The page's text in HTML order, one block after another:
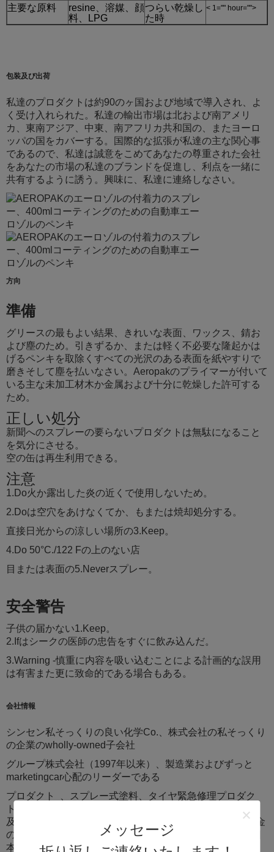
メッセージ
主要な原料
resine、溶媒、顔
料、LPG
つらい乾燥し
た時
< 1="" hour="">
包装及び出荷
私達のプロダクトは約90のヶ国および地域で導入され、よ
く受け入れられた。私達の輸出市場は北および南アメリ
カ、東南アジア、中東、南アフリカ共和国の、またヨーロ
ッパの国をカバーする。国際的な拡張が私達の主な関心事
であるので、私達は誠意をこめてあなたの尊重された会社
をあなたの市場の私達のブランドを促進し、利点を一緒に
共有するように誘う。興味に、私達に連絡しなさい。
方向
準備
グリースの最もよい結果、きれいな表面、ワックス、錆お
よび塵のため。引きずるか、または軽く不必要な隆起かは
げるペンキを取除くすべての光沢のある表面を紙やすりで
磨きそして塵を払いなさい。Aeropakのプライマーが付いて
いる主な未加工材木か金属および十分に乾燥した許可する
ため。
正しい処分
新聞へのスプレーの要らないプロダクトは無駄になること
を気分にさせる。
空の缶は再生利用できる。
注意
1.Do火か露出した炎の近くで使用しないため。
2.Doは空穴をあけなくてか、もまたは焼却処分する。
直接日光からの涼しい場所の3.Keep。
4.Do 50°C./122 Fの上のない店
目または表面の5.Neverスプレー。
安全警告
子供の届かない1.Keep。
2.Ifはシークの医師の忠告をすぐに飲み込んだ。
3.Warning -慎重に内容を吸い込むことによる計画的な誤用
は有害また更に致命的である場合もある。
会社情報
シンセン私そっくりの良い化学Co.、株式会社の私そっくり
の企業のwholly-owned子会社
グループ株式会社（1997年以来）、製造業およびずっと
marketingcar心配のリーダーである
プロダクト 、スプレー式塗料、タイヤ緊急修理プロダク
ト、世帯および消費者項目、グリース及び潤滑油、接着剤
及び密封剤、等。私達は5つ以上のB2Bのウェブサイトの金
のメンバーであることの自慢している:Alibaba、Alibaba日
本、Alibaba中国、中国製、TRADEKEY等。